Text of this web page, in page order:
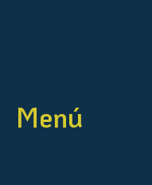
Menú